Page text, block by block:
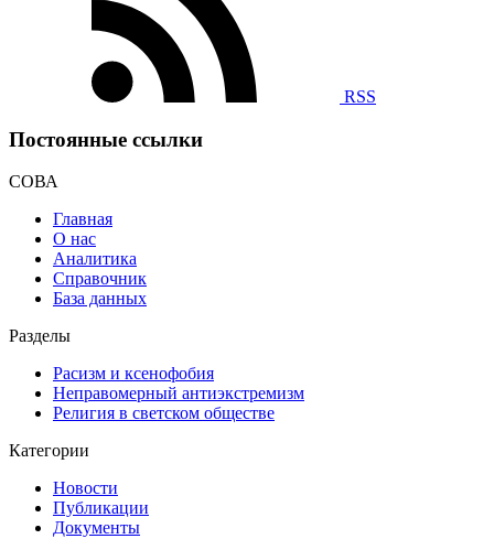
RSS
Постоянные ссылки
СОВА
Главная
О нас
Аналитика
Справочник
База данных
Разделы
Расизм и ксенофобия
Неправомерный антиэкстремизм
Религия в светском обществе
Категории
Новости
Публикации
Документы